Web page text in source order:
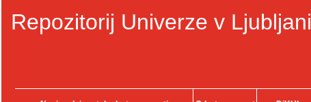
Repozitorij Univerze v Ljubljani